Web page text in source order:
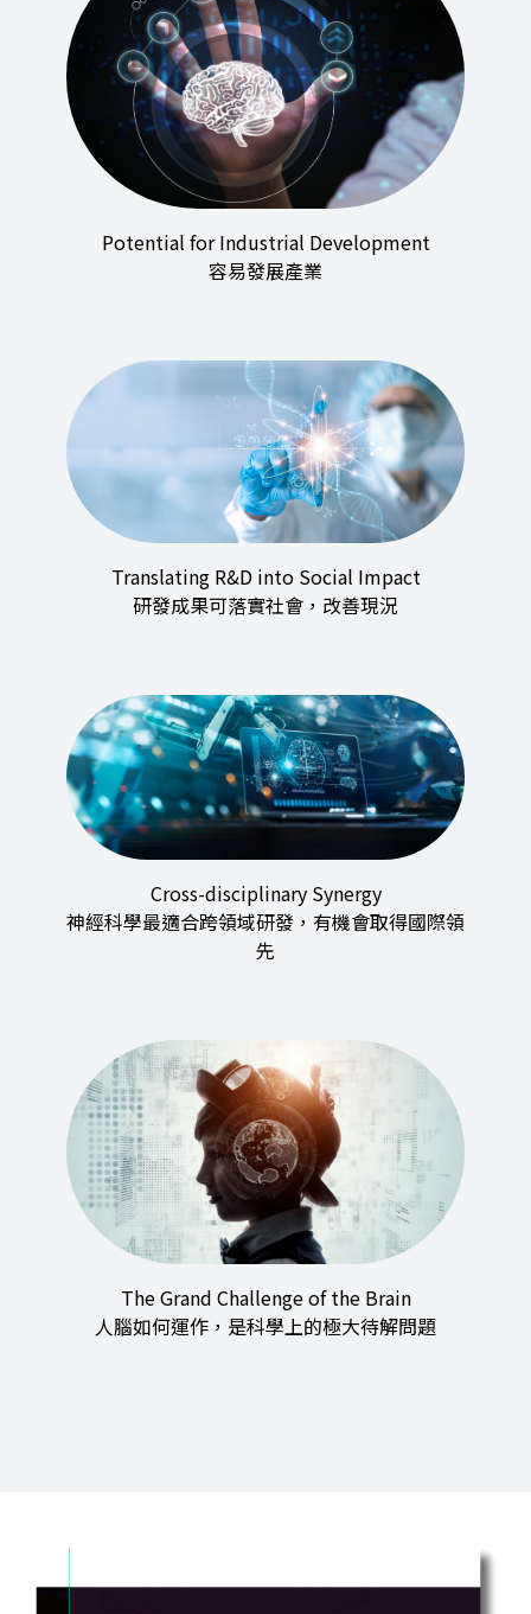
Potential for Industrial Development
容易發展產業
Translating R&D into Social Impact
研發成果可落實社會，改善現況
Cross-disciplinary Synergy
神經科學最適合跨領域研發，有機會取得國際領
先
The Grand Challenge of the Brain
人腦如何運作，是科學上的極大待解問題